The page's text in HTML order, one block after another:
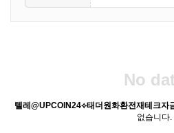
No
텔레@UPCOIN24⟡태더원화환전재테크자
없습니다.